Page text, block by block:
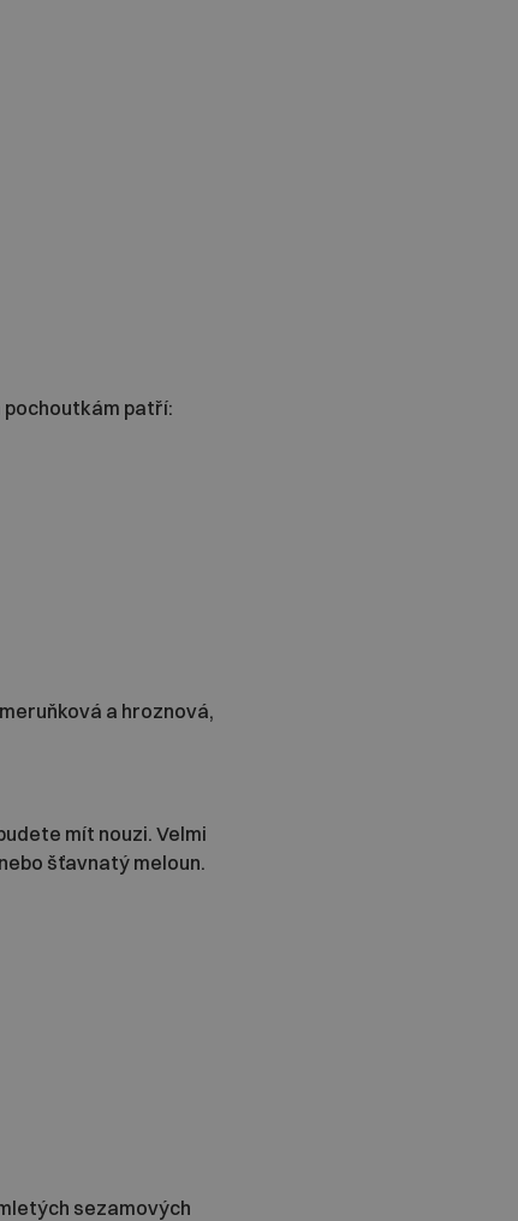
pochoutkám patří:
a hroznová,
mít nouzi. Velmi
šťavnatý meloun.
sezamových